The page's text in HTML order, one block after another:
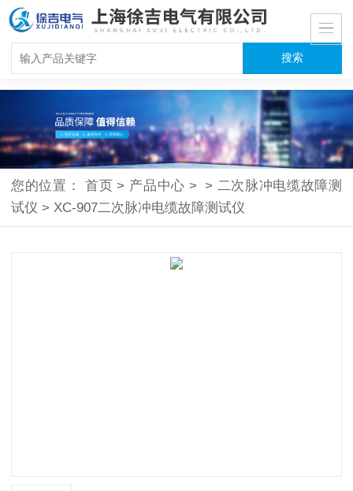
您的位置：首页 > 产品中心 > > 二次脉冲电缆故障测
试仪 > XC-907二次脉冲电缆故障测试仪